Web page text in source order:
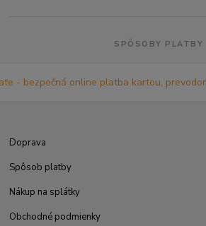
SPÔSOBY PLATBY
Doprava
Spôsob platby
Nákup na splátky
Obchodné podmienky